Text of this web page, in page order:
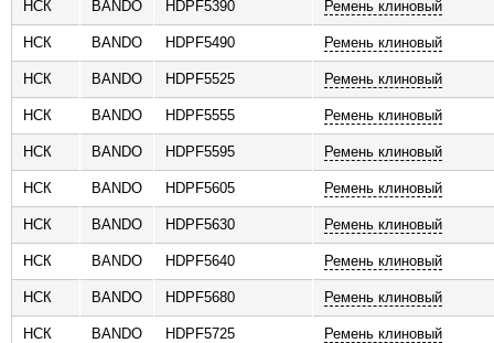
НСК BANDO HDPF5390 Ремень клиновый
НСК BANDO HDPF5490 Ремень клиновый
НСК BANDO HDPF5525 Ремень клиновый
НСК BANDO HDPF5555 Ремень клиновый
НСК BANDO HDPF5595 Ремень клиновый
НСК BANDO HDPF5605 Ремень клиновый
НСК BANDO HDPF5630 Ремень клиновый
НСК BANDO HDPF5640 Ремень клиновый
НСК BANDO HDPF5680 Ремень клиновый
НСК BANDO HDPF5725 Ремень клиновый